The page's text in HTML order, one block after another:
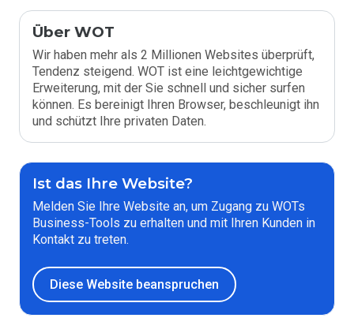
Über WOT
Wir haben mehr als 2 Millionen Websites überprüft,
Tendenz steigend. WOT ist eine leichtgewichtige
Erweiterung, mit der Sie schnell und sicher surfen
können. Es bereinigt Ihren Browser, beschleunigt ihn
und schützt Ihre privaten Daten.
Ist das Ihre Website?
Melden Sie Ihre Website an, um Zugang zu WOTs
Business-Tools zu erhalten und mit Ihren Kunden in
Kontakt zu treten.
Diese Website beanspruchen